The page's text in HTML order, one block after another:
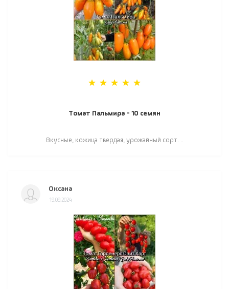
Томат Пальмира - 10 семян
Вкусные, кожица твердая, урожайный сорт. ..
Оксана
19.09.2024